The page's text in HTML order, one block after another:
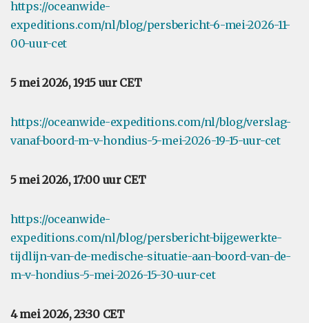
https://oceanwide-
expeditions.com/nl/blog/persbericht-6-mei-2026-11-
00-uur-cet
5 mei 2026, 19:15 uur CET
https://oceanwide-expeditions.com/nl/blog/verslag-
vanaf-boord-m-v-hondius-5-mei-2026-19-15-uur-cet
5 mei 2026, 17:00 uur CET
https://oceanwide-
expeditions.com/nl/blog/persbericht-bijgewerkte-
tijdlijn-van-de-medische-situatie-aan-boord-van-de-
m-v-hondius-5-mei-2026-15-30-uur-cet
4 mei 2026, 23:30 CET